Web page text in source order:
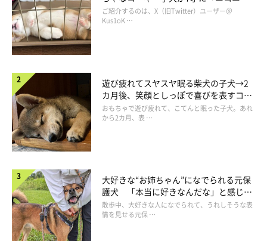
告灯がつき、ディーラーを探して向かっていましたが、着くまで
になぜか車の警告灯も消え、とりあえず様子を見るために、近く
にあったショッピングモールへ初めて行きました。
家族が何気なくペットショップに入って犬を見ていると、新米の
店員さんが『このコなら大丈夫』と、お店の外にいた飼い主に、
昨日お店に来たばかりというmuを連れてきて抱っこさせてくれ
ました」
コ“コーギースマイル”が魅力のコに成
長！
ご紹介するのは、X（旧Twitter）ユーザー＠
Kus1oK …
遊び疲れてスヤスヤ眠る柴犬の子犬→2
カ月後、笑顔としっぽで喜びを表すコに
成長！
おもちゃで遊び疲れて、こてんと眠った子犬。あれ
から2カ月、表 …
大好きな“お姉ちゃん”になでられる元保
護犬 「本当に好きなんだな」と感じる
表情にほっこり
散歩中、大好きな人になでられて、うれしそうな表
情を見せる元保 …